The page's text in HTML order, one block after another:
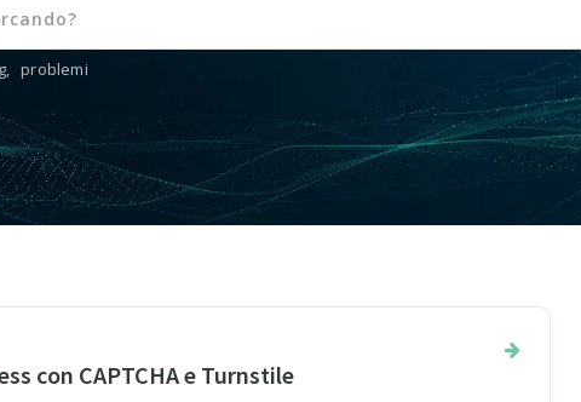
, problemi
con CAPTCHA e Turnstile